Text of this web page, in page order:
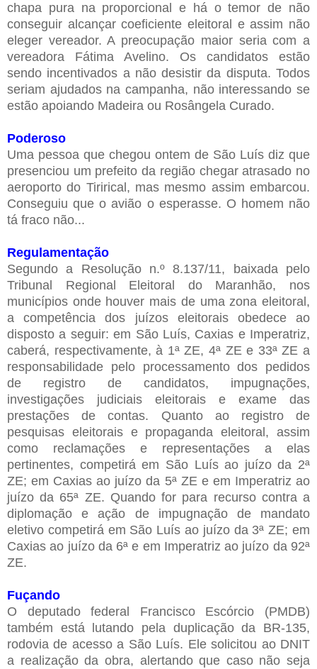
chapa pura na proporcional e há o temor de não
conseguir alcançar coeficiente eleitoral e assim não
eleger vereador. A preocupação maior seria com a
vereadora Fátima Avelino. Os candidatos estão
sendo incentivados a não desistir da disputa. Todos
seriam ajudados na campanha, não interessando se
estão apoiando Madeira ou Rosângela Curado.
Poderoso
Uma pessoa que chegou ontem de São Luís diz que
presenciou um prefeito da região chegar atrasado no
aeroporto do Tirirical, mas mesmo assim embarcou.
Conseguiu que o avião o esperasse. O homem não
tá fraco não...
Regulamentação
Segundo a Resolução n.º 8.137/11, baixada pelo
Tribunal Regional Eleitoral do Maranhão, nos
municípios onde houver mais de uma zona eleitoral,
a competência dos juízos eleitorais obedece ao
disposto a seguir: em São Luís, Caxias e Imperatriz,
caberá, respectivamente, à 1ª ZE, 4ª ZE e 33ª ZE a
responsabilidade pelo processamento dos pedidos
de registro de candidatos, impugnações,
investigações judiciais eleitorais e exame das
prestações de contas. Quanto ao registro de
pesquisas eleitorais e propaganda eleitoral, assim
como reclamações e representações a elas
pertinentes, competirá em São Luís ao juízo da 2ª
ZE; em Caxias ao juízo da 5ª ZE e em Imperatriz ao
juízo da 65ª ZE. Quando for para recurso contra a
diplomação e ação de impugnação de mandato
eletivo competirá em São Luís ao juízo da 3ª ZE; em
Caxias ao juízo da 6ª e em Imperatriz ao juízo da 92ª
ZE.
Fuçando
O deputado federal Francisco Escórcio (PMDB)
também está lutando pela duplicação da BR-135,
rodovia de acesso a São Luís. Ele solicitou ao DNIT
a realização da obra, alertando que caso não seja